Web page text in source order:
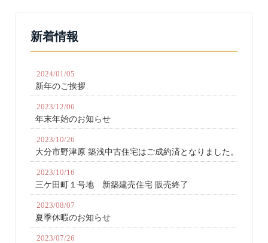
新着情報
新年のご挨拶
2024/01/05
年末年始のお知らせ
2023/12/06
大分市野津原 築浅中古住宅はご成約済となりました。
2023/10/26
三ケ田町１号地 新築建売住宅 販売終了
2023/10/16
夏季休暇のお知らせ
2023/08/07
2023/07/26